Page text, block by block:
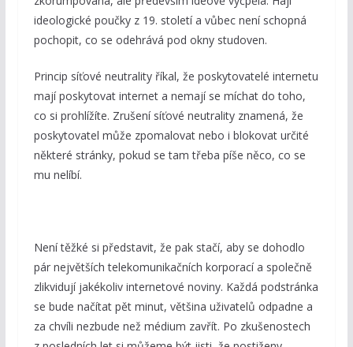
ideologické poučky z 19. století a vůbec není schopná
pochopit, co se odehrává pod okny studoven.
Princip síťové neutrality říkal, že poskytovatelé internetu
mají poskytovat internet a nemají se míchat do toho,
co si prohlížíte. Zrušení síťové neutrality znamená, že
poskytovatel může zpomalovat nebo i blokovat určité
některé stránky, pokud se tam třeba píše něco, co se
mu nelíbí.
Není těžké si představit, že pak stačí, aby se dohodlo
pár největších telekomunikačních korporací a společně
zlikvidují jakékoliv internetové noviny. Každá podstránka
se bude načítat pět minut, většina uživatelů odpadne a
za chvíli nezbude než médium zavřít. Po zkušenostech